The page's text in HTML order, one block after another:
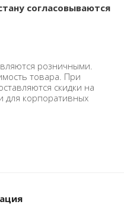
согласовываются
розничными.
товара. При
скидки на
для корпоративных